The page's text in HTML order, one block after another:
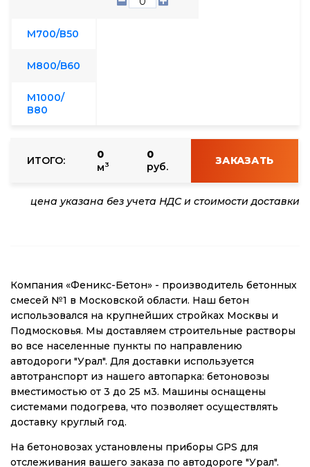
М700/В50
М800/B60
М1000/
В80
ИТОГО:
0
м3
0
руб.
ЗАКАЗАТЬ
цена указана без учета НДС и стоимости доставки
Компания «Феникс-Бетон» - производитель бетонных
смесей №1 в Московской области. Наш бетон
использовался на крупнейших стройках Москвы и
Подмосковья. Мы доставляем строительные растворы
во все населенные пункты по направлению
автодороги "Урал". Для доставки используется
автотранспорт из нашего автопарка: бетоновозы
вместимостью от 3 до 25 м3. Машины оснащены
системами подогрева, что позволяет осуществлять
доставку круглый год.
На бетоновозах установлены приборы GPS для
отслеживания вашего заказа по автодороге "Урал".